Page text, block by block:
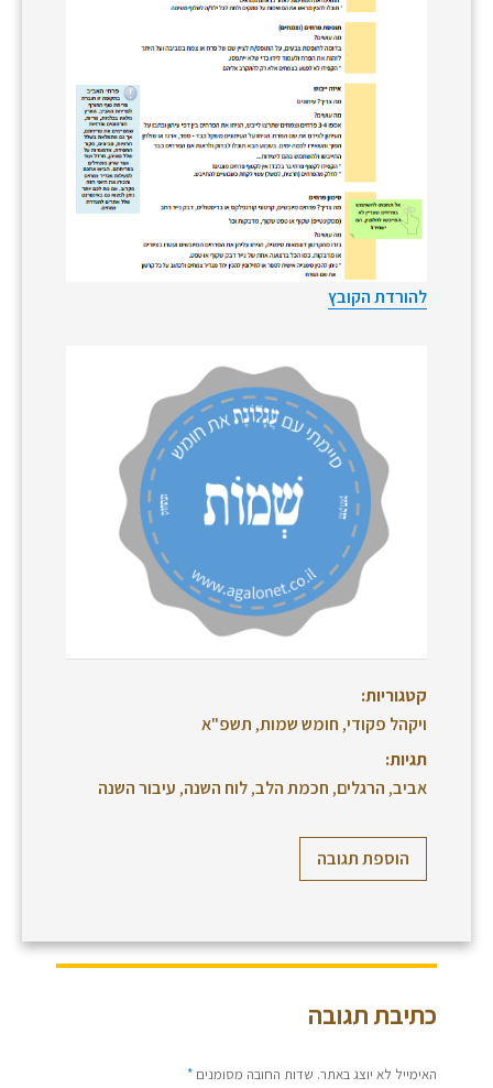
להורדת הקובץ
קטגוריות:
ויקהל פקודי, חומש שמות, תשפ"א
תגיות:
אביב, הרגלים, חכמת הלב,לוח השנה, עיבור השנה
הוספת תגובה
כתיבת תגובה
האימייל לא יוצג באתר. שדות החובה מסומנים*